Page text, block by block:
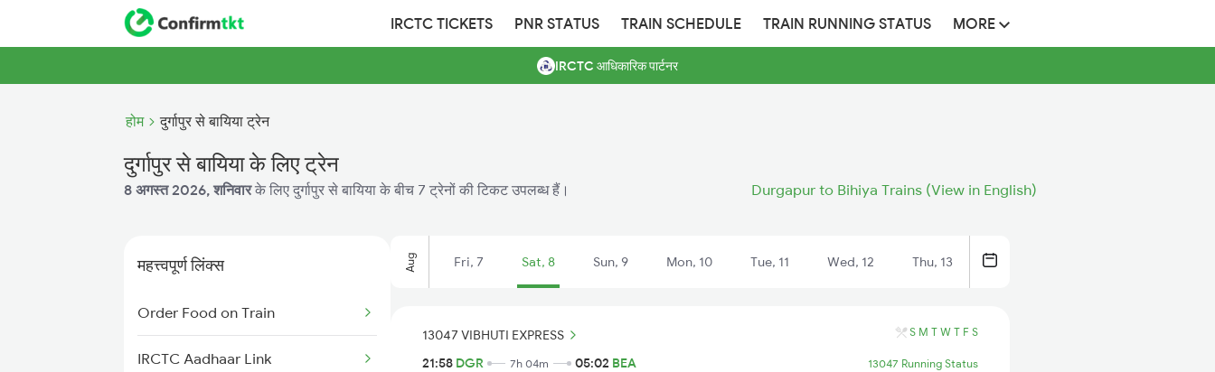
IRCTC TICKETS PNR STATUS TRAIN SCHEDULE TRAIN RUNNING STATUS MORE
IRCTC आधिकारिक पार्टनर
होम दुर्गापुर से बायिया ट्रेन
दुर्गापुर से बायिया के लिए ट्रेन
8 अगस्त 2026, शनिवारके लिए दुर्गापुर से बायिया के बीच 7 ट्रेनों की टिकट उपलब्ध हैं। Durgapur to Bihiya Trains (View in English)
महत्त्वपूर्ण लिंक्स
Order Food on Train
IRCTC Aadhaar Link
Aug Fri, 7 Sat, 8 Sun, 9 Mon, 10 Tue, 11 Wed, 12 Thu, 13
13047 VIBHUTI EXPRESS S M T W T F S
21:58 DGR 7h 04m 05:02 BEA 13047 Running Status